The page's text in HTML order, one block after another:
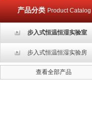
产品分类 Product Catalog
步入式恒温恒湿实验室
步入式恒温恒湿实验房
查看全部产品